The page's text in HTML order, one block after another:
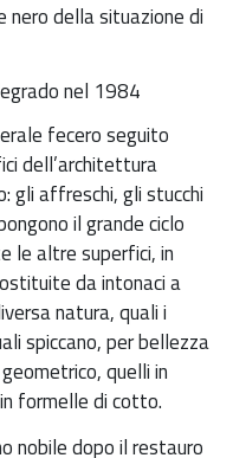
nel 1984
fecero seguito
dell’architettura
gli affreschi, gli stucchi
il grande ciclo
le altre superfici, in
da intonaci a
natura, quali i
spiccano, per bellezza
quelli in
formelle di cotto.